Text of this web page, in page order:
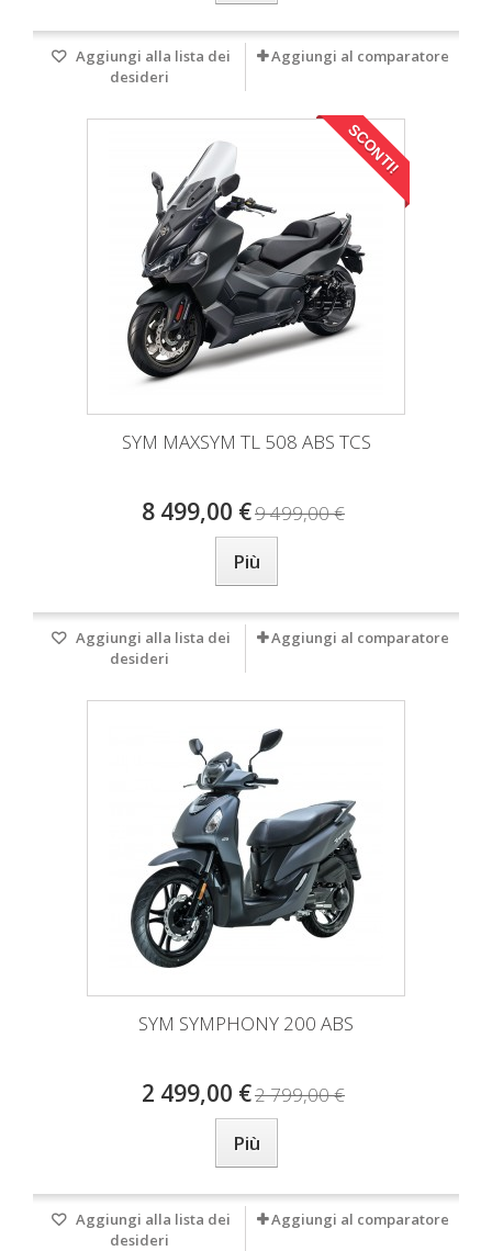
Aggiungi alla lista dei
desideri
Aggiungi al comparatore
SCONTI!
SYM MAXSYM TL 508 ABS TCS
8 499,00 €9 499,00 €
Più
Aggiungi alla lista dei
desideri
Aggiungi al comparatore
SYM SYMPHONY 200 ABS
2 499,00 €2 799,00 €
Più
Aggiungi alla lista dei
desideri
Aggiungi al comparatore